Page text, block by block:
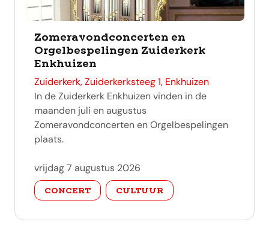
Zomeravondconcerten en
Orgelbespelingen Zuiderkerk
Enkhuizen
adres
Zuiderkerk, Zuiderkerksteeg 1, Enkhuizen
In de Zuiderkerk Enkhuizen vinden in de
maanden juli en augustus
Zomeravondconcerten en Orgelbespelingen
plaats.
vrijdag 7 augustus 2026
categorie
CONCERT CULTUUR